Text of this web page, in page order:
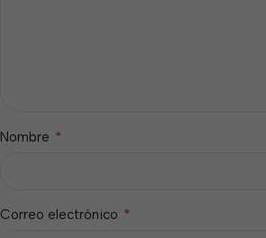
Nombre *
Correo electrónico *